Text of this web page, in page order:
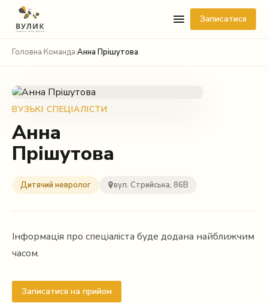
Записатися
Головна›Команда›Анна Прішутова
ВУЗЬКІ СПЕЦІАЛІСТИ
Анна
Прішутова
Дитячий невролог вул. Стрийська, 86В
Інформація про спеціаліста буде додана найближчим
часом.
Записатися на прийом
Telegram
Viber
Facebook Messenger